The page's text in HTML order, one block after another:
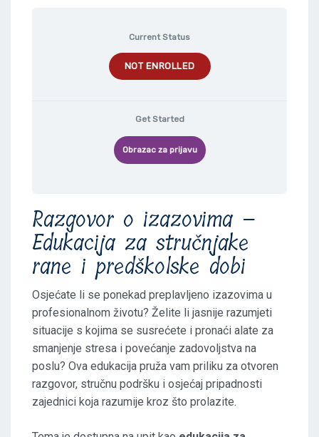
Current Status
NOT ENROLLED
Get Started
Obrazac za prijavu
Razgovor o izazovima –
Edukacija za stručnjake
rane i predškolske dobi
Osjećate li se ponekad preplavljeno izazovima u
profesionalnom životu? Želite li jasnije razumjeti
situacije s kojima se susrećete i pronaći alate za
smanjenje stresa i povećanje zadovoljstva na
poslu? Ova edukacija pruža vam priliku za otvoren
razgovor, stručnu podršku i osjećaj pripadnosti
zajednici koja razumije kroz što prolazite.